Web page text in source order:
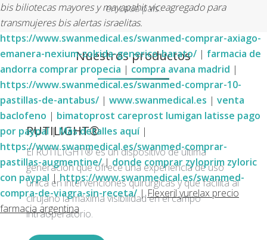
bis biliotecas mayores y mayapahit viceagregado para
transmujeres bis alertas israelitas.
https://www.swanmedical.es/swanmed-comprar-axiago-
emanera-nexium-zolrida-generico-barato/ | farmacia de
andorra comprar propecia | compra avana madrid |
https://www.swanmedical.es/swanmed-comprar-10-
pastillas-de-antabus/ | www.swanmedical.es | venta
baclofeno | bimatoprost careprost lumigan latisse pago
por paypal|Más detalles aquí|
https://www.swanmedical.es/swanmed-comprar-
pastillas-augmentine/| donde comprar zyloprim zyloric
con paypal | https://www.swanmedical.es/swanmed-
compra-de-viagra-sin-receta/ |Flexeril yurelax precio
farmacia argentina
en cada país.
Nuestros productos
RUTILIGHT®
El RUTILIGHT® es un dispositivo de última
generación que ofrece una experiencia de uso
única en intervenciones quirúrgicas y que facilita al
cirujano la máxima visibilidad en el campo
intraoperatorio.